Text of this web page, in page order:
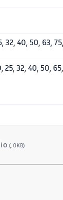
32, 40, 50, 63,
25, 32, 40, 50,
(, 0KB)